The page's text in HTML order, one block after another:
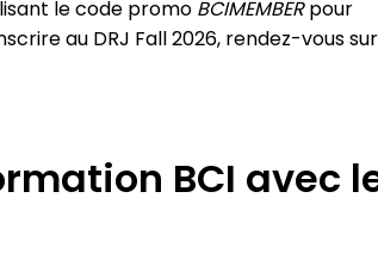
le code promo BCIMEMBERpour
au DRJ Fall 2026, rendez-vous sur
BCI avec